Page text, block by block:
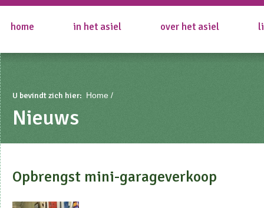
home in het asiel over het asiel
U bevindt zich hier: Home
Nieuws
Opbrengst mini-garageverkoop